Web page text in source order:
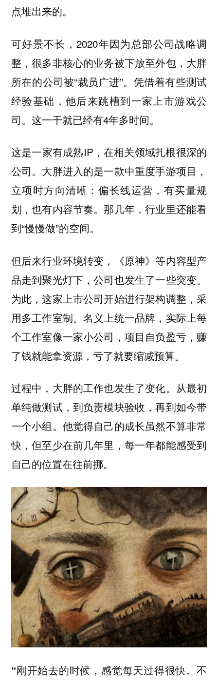
点堆出来的。
可好景不长，2020年因为总部公司战略调
整，很多非核心的业务被下放至外包，大胖
所在的公司被“裁员广进”。凭借着有些测试
经验基础，他后来跳槽到一家上市游戏公
司。这一干就已经有4年多时间。
这是一家有成熟IP，在相关领域扎根很深的
公司。大胖进入的是一款中重度手游项目，
立项时方向清晰：偏长线运营，有买量规
划，也有内容节奏。那几年，行业里还能看
到“慢慢做”的空间。
但后来行业环境转变，《原神》等内容型产
品走到聚光灯下，公司也发生了一些突变。
为此，这家上市公司开始进行架构调整，采
用多工作室制。名义上统一品牌，实际上每
个工作室像一家小公司，项目自负盈亏，赚
了钱就能拿资源，亏了就要缩减预算。
过程中，大胖的工作也发生了变化。从最初
单纯做测试，到负责模块验收，再到如今带
一个小组。他觉得自己的成长虽然不算非常
快，但至少在前几年里，每一年都能感受到
自己的位置在往前挪。
“刚开始去的时候，感觉每天过得很快。不